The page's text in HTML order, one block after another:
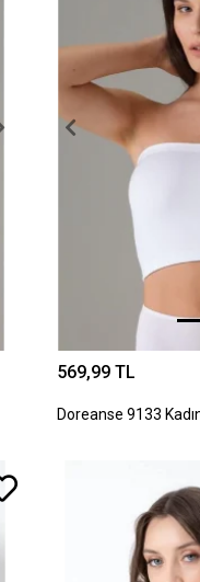
569,99 TL
Doreanse 9133